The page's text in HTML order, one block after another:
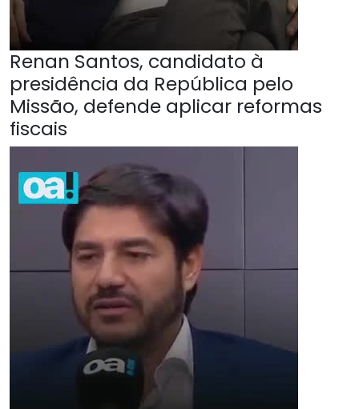
Renan Santos, candidato à
presidência da República pelo
Missão, defende aplicar reformas
fiscais